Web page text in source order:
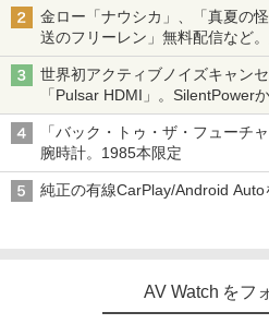
金ロー「ナウシカ」、「真夏の
送のフリーレン」無料配信など
世界初アクティブノイズキャン
「Pulsar HDMI」。SilentPower
「バック・トゥ・ザ・フューチ
腕時計。1985本限定
純正の有線CarPlay/Android
AV Watch をフ